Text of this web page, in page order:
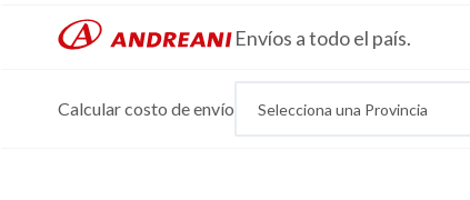
Envíos a todo el país.
Calcular costo de envío